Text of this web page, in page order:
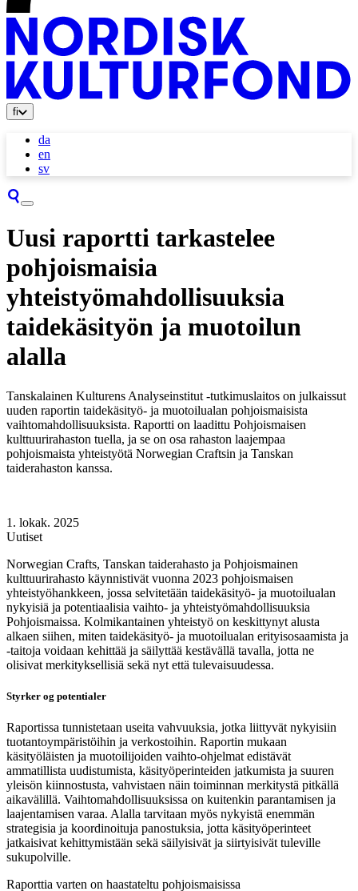
fi
da
en
sv
Uusi raportti tarkastelee
pohjoismaisia
yhteistyömahdollisuuksia
taidekäsityön ja muotoilun
alalla
Tanskalainen Kulturens Analyseinstitut -tutkimuslaitos on julkaissut
uuden raportin taidekäsityö- ja muotoilualan pohjoismaisista
vaihtomahdollisuuksista. Raportti on laadittu Pohjoismaisen
kulttuurirahaston tuella, ja se on osa rahaston laajempaa
pohjoismaista yhteistyötä Norwegian Craftsin ja Tanskan
taiderahaston kanssa.
1. lokak. 2025
Uutiset
Norwegian Crafts, Tanskan taiderahasto ja Pohjoismainen
kulttuurirahasto käynnistivät vuonna 2023 pohjoismaisen
yhteistyöhankkeen, jossa selvitetään taidekäsityö- ja muotoilualan
nykyisiä ja potentiaalisia vaihto- ja yhteistyömahdollisuuksia
Pohjoismaissa. Kolmikantainen yhteistyö on keskittynyt alusta
alkaen siihen, miten taidekäsityö- ja muotoilualan erityisosaamista ja
-taitoja voidaan kehittää ja säilyttää kestävällä tavalla, jotta ne
olisivat merkityksellisiä sekä nyt että tulevaisuudessa.
Styrker og potentialer
Raportissa tunnistetaan useita vahvuuksia, jotka liittyvät nykyisiin
tuotantoympäristöihin ja verkostoihin. Raportin mukaan
käsityöläisten ja muotoilijoiden vaihto-ohjelmat edistävät
ammatillista uudistumista, käsityöperinteiden jatkumista ja suuren
yleisön kiinnostusta, vahvistaen näin toiminnan merkitystä pitkällä
aikavälillä. Vaihtomahdollisuuksissa on kuitenkin parantamisen ja
laajentamisen varaa. Alalla tarvitaan myös nykyistä enemmän
strategisia ja koordinoituja panostuksia, jotta käsityöperinteet
jatkaisivat kehittymistään sekä säilyisivät ja siirtyisivät tuleville
sukupolville.
Raporttia varten on haastateltu pohjoismaisissa